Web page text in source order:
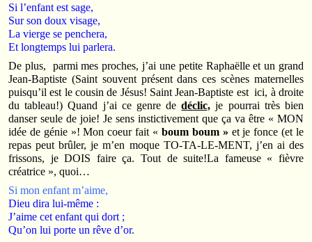
Si l’enfant est sage,
Sur son doux visage,
La vierge se penchera,
Et longtemps lui parlera.
De plus, parmi mes proches, j’ai une petite Raphaëlle et un grand
Jean-Baptiste (Saint souvent présent dans ces scènes maternelles
puisqu’il est le cousin de Jésus! Saint Jean-Baptiste est ici, à droite
du tableau!) Quand j’ai ce genre dedéclic, je pourrai très bien
danser seule de joie! Je sens instictivement que ça va être « MON
idée de génie »! Mon coeur fait « boum boum » et je fonce (et le
repas peut brûler, je m’en moque TO-TA-LE-MENT, j’en ai des
frissons, je DOIS faire ça. Tout de suite!La fameuse « fièvre
créatrice », quoi…
Si mon enfant m’aime,
Dieu dira lui-même :
J’aime cet enfant qui dort ;
Qu’on lui porte un rêve d’or.